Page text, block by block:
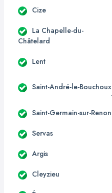
Cize
La Chapelle-du-
Châtelard
Lent
Saint-André-le-Bouchoux
Saint-Germain-sur-Renon
Servas
Argis
Cleyzieu